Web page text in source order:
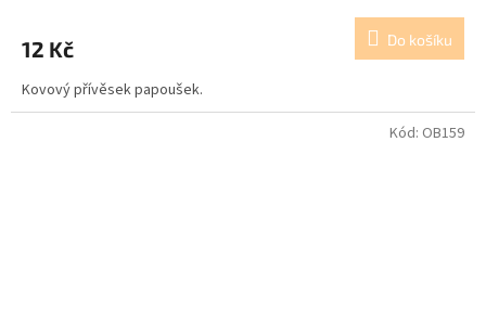
12 Kč Do košíku
Kovový přívěsek papoušek.
Kód: OB159